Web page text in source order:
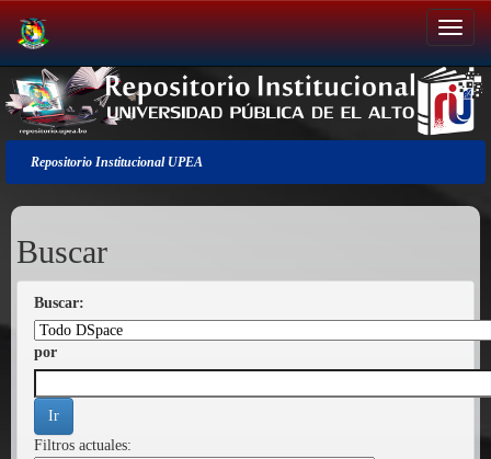
Salir
de
la
navegación
Repositorio Institucional UPEA
Buscar
Buscar:
por
Filtros actuales: